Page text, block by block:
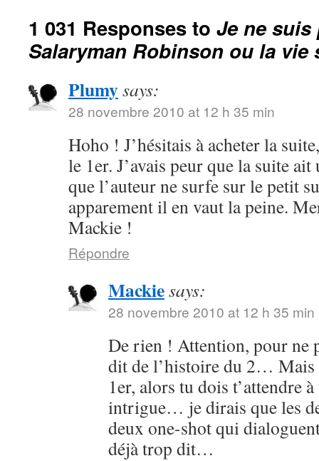
1 031 Responses to Je ne suis
Salaryman Robinson ou la vie
Plumysays:
28 novembre 2010 at 12 h 35 min
Hoho ! J’hésitais à acheter la
le 1er. J’avais peur que la suite
que l’auteur ne surfe sur le petit
apparement il en vaut la peine.
Mackie !
Répondre
Mackiesays:
28 novembre 2010 at 12 h 35 min
De rien ! Attention, pour ne
dit de l’histoire du 2… Mais
1er, alors tu dois t’attendre
intrigue… je dirais que les
deux one-shot qui
déjà trop dit…